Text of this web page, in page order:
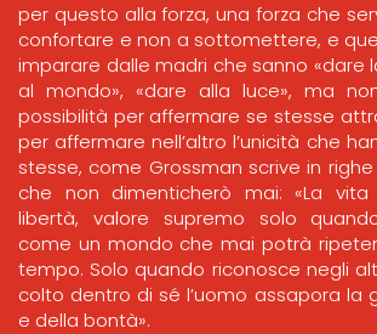
per questo alla forza, una forza che
confortare e non a sottomettere, e
imparare dalle madri che sanno «dare
al mondo», «dare alla luce», ma
possibilità per affermare se stesse
per affermare nell’altro l’unicità che
stesse, come Grossman scrive in righe
che non dimenticherò mai: «La vita
libertà, valore supremo solo
come un mondo che mai potrà
tempo. Solo quando riconosce negli
colto dentro di sé l’uomo assapora la
e della bontà».